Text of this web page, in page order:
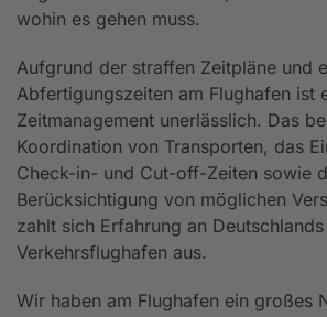
wohin es gehen muss.
Aufgrund der straffen Zeitpläne und
Abfertigungszeiten am Flughafen ist
Zeitmanagement unerlässlich. Das
Koordination von Transporten, das
Check-in- und Cut-off-Zeiten sowie
Berücksichtigung von möglichen
zahlt sich Erfahrung an
Verkehrsflughafen aus.
Wir haben am Flughafen ein großes